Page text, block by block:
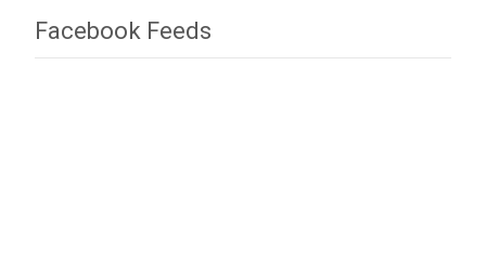
Facebook Feeds